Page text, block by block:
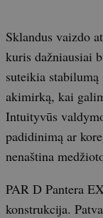
Sklandus vaizdo
kuris dažniausiai
suteikia
akimirką, kai
Intuityvūs
padidinimą ar
nenaština
PAR D Pantera
konstrukcija.